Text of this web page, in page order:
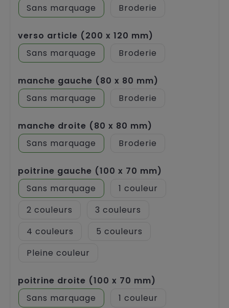
Sans marquage Broderie
verso article (200 x 120 mm)
Sans marquage
Broderie
manche gauche (80 x 80 mm)
Sans marquage
Broderie
manche droite (80 x 80 mm)
Sans marquage
Broderie
poitrine gauche (100 x 70 mm)
Sans marquage
1
2
3
4
5
Pleine couleur
poitrine droite (100 x 70 mm)
Sans marquage
1